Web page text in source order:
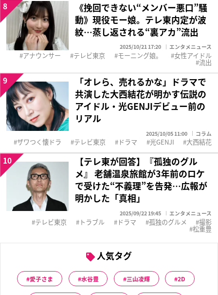
《挽回できない“メンバー悪口”騒
動》現役モー娘。テレ東内定が波
紋…蒸し返される“裏アカ”流出
2025/10/21 17:20 エンタメニュース
8
アナウンサー テレビ東京 モーニング娘。 女性アイドル
流出
「オレら、売れるかな」ドラマで
共演した大西結花が明かす伝説の
アイドル・光GENJIデビュー前の
リアル
2025/10/05 11:00 コラム
9
ザワつく懐ドラ テレビ東京 ドラマ 光GENJI 大西結花
【テレ東が回答】『孤独のグル
メ』 老舗温泉旅館が3年前のロケ
で受けた“不義理”を告発…広報が
明かした「真相」
2025/09/22 19:45 エンタメニュース
10
テレビ東京 トラブル ドラマ 孤独のグルメ 撮影
松重豊
人気タグ
愛子さま 水谷豊 三山凌輝 2D